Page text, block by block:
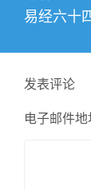
下
文
章：
易经六十
发表评论
电子邮件地